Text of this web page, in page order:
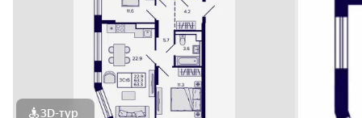
3D-тур